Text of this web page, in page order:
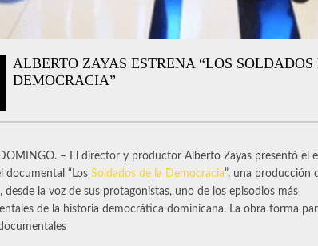
ALBERTO ZAYAS ESTRENA “LOS SOLDADOS
DEMOCRACIA”
– El director y productor Alberto Zayas presentó el
documental “Los Soldados de la Democracia”, una producción
desde la voz de sus protagonistas, uno de los episodios más
de la historia democrática dominicana. La obra forma